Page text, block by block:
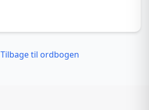
Tilbage til ordbogen